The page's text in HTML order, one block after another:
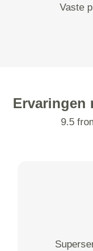
Vaste
Ervaringen
9.5